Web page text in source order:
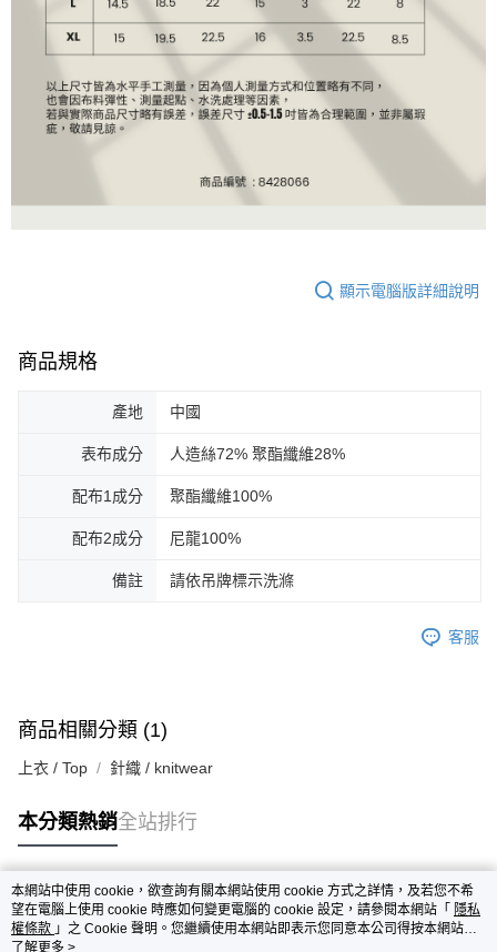
顯示電腦版詳細說明
商品規格
產地 中國
表布成分 人造絲72% 聚酯纖維28%
配布1成分 聚酯纖維100%
配布2成分 尼龍100%
備註 請依吊牌標示洗滌
客服
商品相關分類 (1)
上衣 / Top 針織 / knitwear
本分類熱銷全站排行
熱門標籤
本網站中使用 cookie，欲查詢有關本網站使用 cookie 方式之詳情，及若您不希
望在電腦上使用 cookie 時應如何變更電腦的 cookie 設定，請參閱本網站「 隱私
權條款 」之 Cookie 聲明。您繼續使用本網站即表示您同意本公司得按本網站使
用條款之 Cookie 聲明使用 cookie。
了解更多 >